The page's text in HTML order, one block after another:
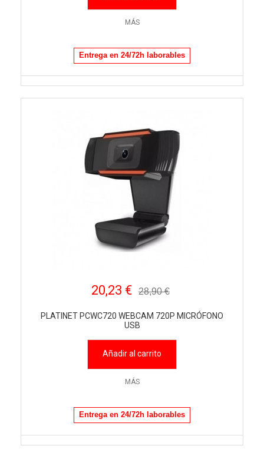
MÁS
Entrega en 24/72h laborables
20,23 € 28,90 €
PLATINET PCWC720 WEBCAM 720P MICRÓFONO
USB
Añadir al carrito
MÁS
Entrega en 24/72h laborables